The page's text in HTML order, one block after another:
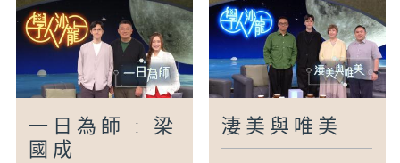
一日為師 : 梁
國成
淒美與唯美